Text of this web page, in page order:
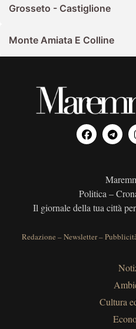
Grosseto - Castiglione
Monte Amiata E Colline
Politica –
Il giornale della tua città
Redazione –Newsletter–
Cultura